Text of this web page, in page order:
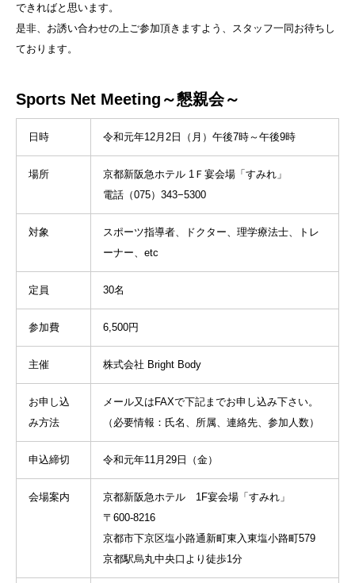
できればと思います。
是非、お誘い合わせの上ご参加頂きますよう、スタッフ一同お待ちし
ております。
Sports Net Meeting～懇親会～
日時 令和元年12月2日（月）午後7時～午後9時
場所
京都新阪急ホテル 1Ｆ宴会場「すみれ」
電話（075）343−5300
対象
スポーツ指導者、ドクター、理学療法士、トレ
ーナー、etc
定員 30名
参加費 6,500円
主催 株式会社 Bright Body
お申し込
み方法
メール又はFAXで下記までお申し込み下さい。
（必要情報：氏名、所属、連絡先、参加人数）
申込締切 令和元年11月29日（金）
会場案内
京都新阪急ホテル 1F宴会場「すみれ」
〒600-8216
京都市下京区塩小路通新町東入東塩小路町579
京都駅烏丸中央口より徒歩1分